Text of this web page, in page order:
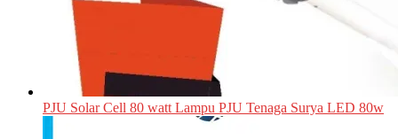
PJU Solar Cell 80 watt Lampu PJU Tenaga Surya LED 80w